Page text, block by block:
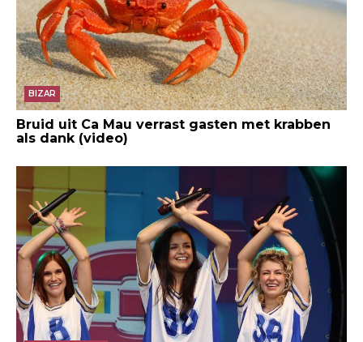
BIZAR
Bruid uit Ca Mau verrast gasten met krabben
als dank (video)